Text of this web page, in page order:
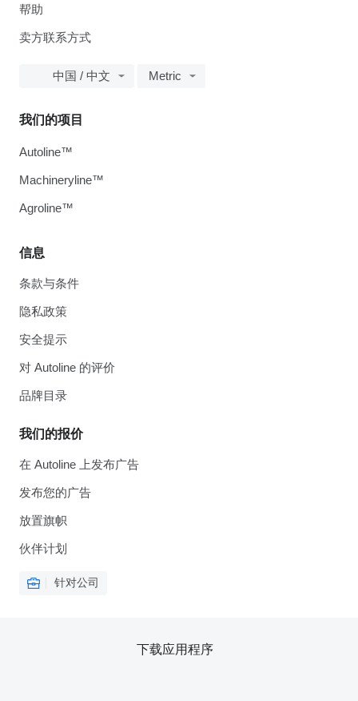
帮助
卖方联系方式
中国 / 中文 Metric
信息
条款与条件
隐私政策
安全提示
对 Autoline 的评价
品牌目录
我们的报价
在 Autoline 上发布广告
发布您的广告
放置旗帜
伙伴计划
针对公司
我们的项目
Autoline™
Machineryline™
Agroline™
下载应用程序